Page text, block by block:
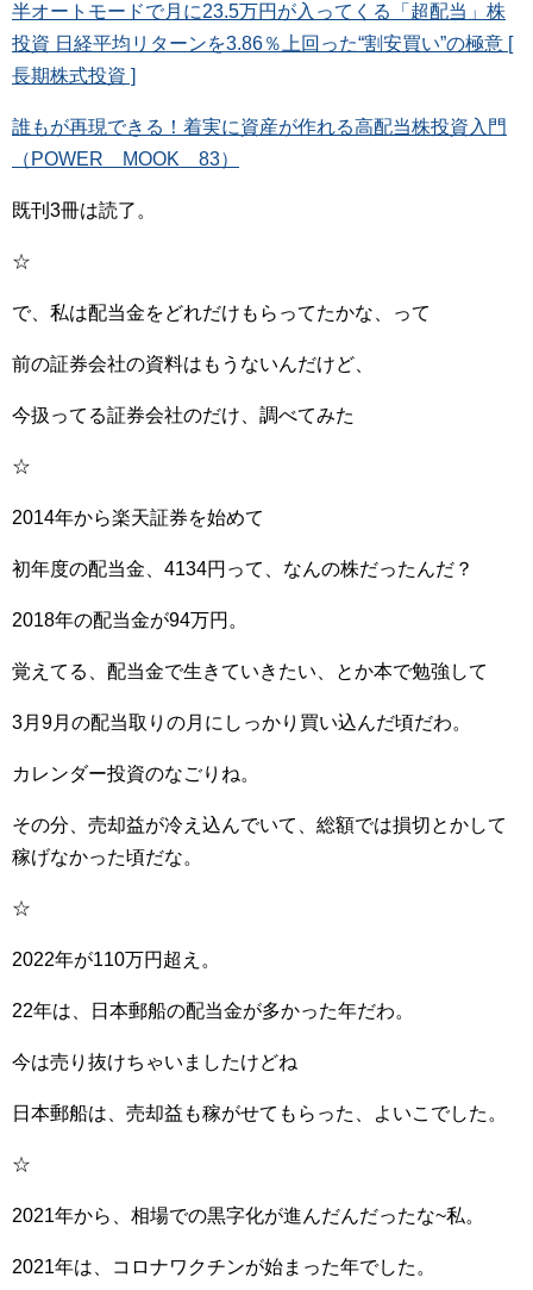
半オートモードで月に23.5万円が入ってくる「超配当」株
投資 日経平均リターンを3.86％上回った“割安買い”の極意 [
長期株式投資 ]
誰もが再現できる！着実に資産が作れる高配当株投資入門
（POWER MOOK 83）
既刊3冊は読了。
☆
で、私は配当金をどれだけもらってたかな、って
前の証券会社の資料はもうないんだけど、
今扱ってる証券会社のだけ、調べてみた
☆
2014年から楽天証券を始めて
初年度の配当金、4134円って、なんの株だったんだ？
2018年の配当金が94万円。
覚えてる、配当金で生きていきたい、とか本で勉強して
3月9月の配当取りの月にしっかり買い込んだ頃だわ。
カレンダー投資のなごりね。
その分、売却益が冷え込んでいて、総額では損切とかして
稼げなかった頃だな。
☆
2022年が110万円超え。
22年は、日本郵船の配当金が多かった年だわ。
今は売り抜けちゃいましたけどね
日本郵船は、売却益も稼がせてもらった、よいこでした。
☆
2021年から、相場での黒字化が進んだんだったな~私。
2021年は、コロナワクチンが始まった年でした。